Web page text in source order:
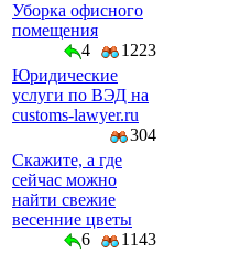
Уборка офисного
помещения
4
1223
Юридические
услуги по ВЭД на
customs-lawyer.ru
304
Скажите, а где
сейчас можно
найти свежие
весенние цветы
6
1143